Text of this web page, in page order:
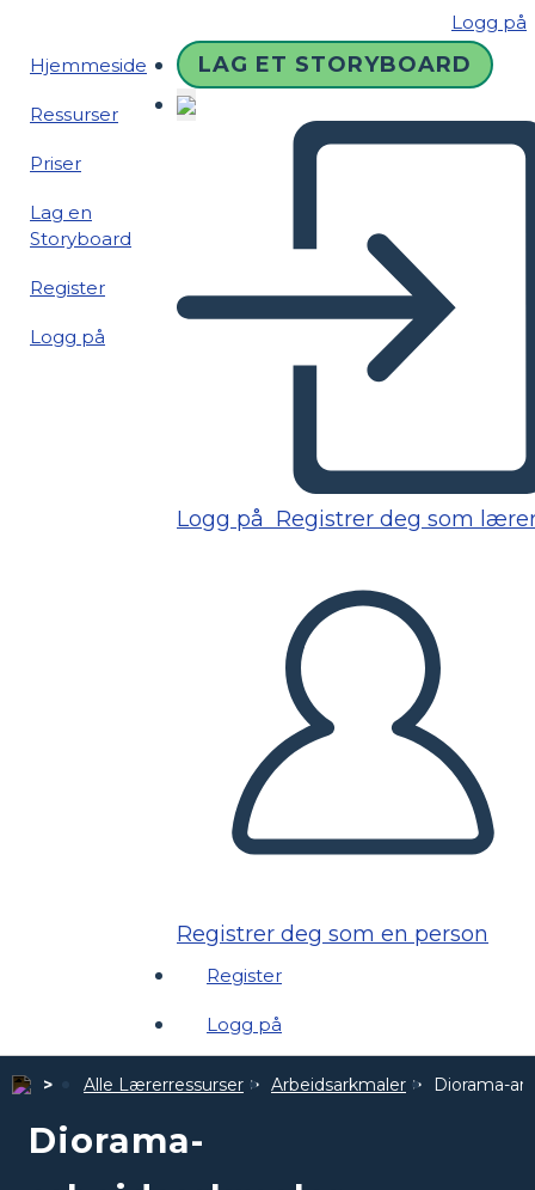
Logg på
Hjemmeside
Ressurser
Priser
Lag en
Storyboard
Register
Logg på
LAG ET STORYBOARD
Logg på Registrer deg som
Registrer deg som en person
Register
Logg på
Alle Lærerressurser Arbeidsarkmaler Diorama-
Diorama-